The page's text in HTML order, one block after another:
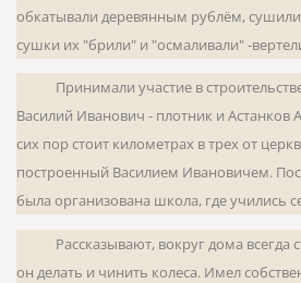
обкатывали деревянным рублём,
сушки их "брили" и "осмаливали" -
Принимали участие в
Василий Иванович - плотник и Астанков
сих пор стоит километрах в трех от
построенный Василием Ивановичем.
была организована школа, где учились
Рассказывают, вокруг дома всегда
он делать и чинить колеса. Имел